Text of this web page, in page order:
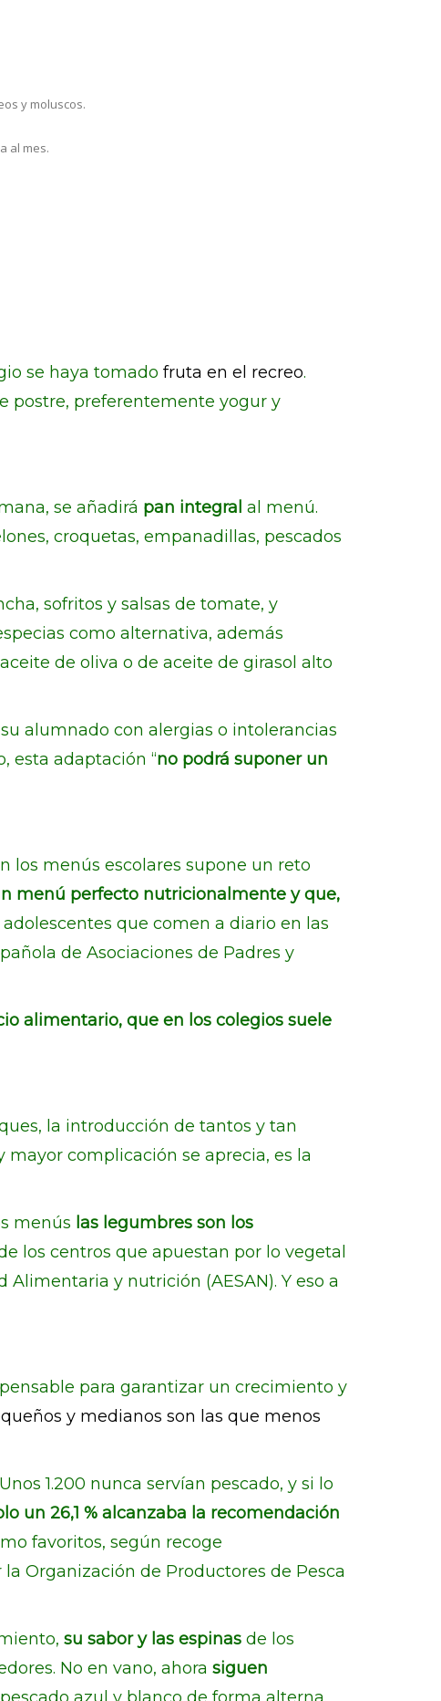
y moluscos.
al mes.
se haya tomado fruta en el recreo.
postre, preferentemente yogur y
se añadirá pan integral al menú.
croquetas, empanadillas, pescados
sofritos y salsas de tomate, y
como alternativa, además
de oliva o de aceite de girasol alto
alumnado con alergias o intolerancias
esta adaptación “no podrá suponer un
los menús escolares supone un reto
menú perfecto nutricionalmente y que,
que comen a diario en las
de Asociaciones de Padres y
alimentario, que en los colegios suele
la introducción de tantos y tan
complicación se aprecia, es la
menús las legumbres son los
los centros que apuestan por lo vegetal
Alimentaria y nutrición (AESAN). Y eso a
para garantizar un crecimiento y
y medianos son las que menos
1.200 nunca servían pescado, y si lo
un 26,1 % alcanzaba la recomendación
favoritos, según recoge
Organización de Productores de Pesca
su sabor y las espinas de los
No en vano, ahora siguen